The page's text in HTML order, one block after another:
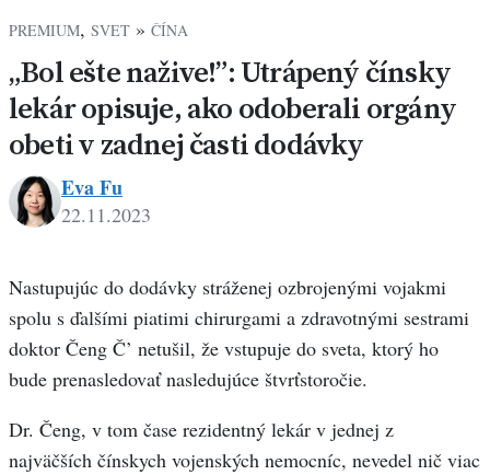
PREMIUM, SVET » ČÍNA
„Bol ešte nažive!”: Utrápený čínsky
lekár opisuje, ako odoberali orgány
obeti v zadnej časti dodávky
Fu
Eva Fu
22.11.2023
Nastupujúc do dodávky stráženej ozbrojenými vojakmi
spolu s ďalšími piatimi chirurgami a zdravotnými sestrami
doktor Čeng Č’ netušil, že vstupuje do sveta, ktorý ho
bude prenasledovať nasledujúce štvrťstoročie.
Dr. Čeng, v tom čase rezidentný lekár v jednej z
najväčších čínskych vojenských nemocníc, nevedel nič viac